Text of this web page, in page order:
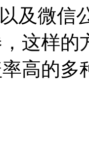
及微信
这样
高的多